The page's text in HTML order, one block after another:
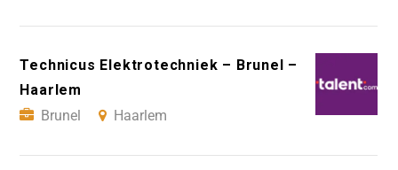
Technicus Elektrotechniek – Brunel –
Haarlem
Brunel
Haarlem